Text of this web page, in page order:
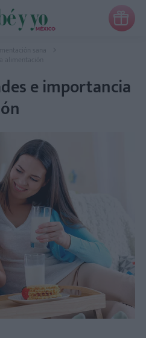

sana
alimentación
e importancia